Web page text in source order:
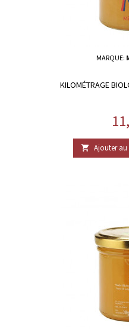
MARQUE:
KILOMÉTRAGE
 Ajouter au